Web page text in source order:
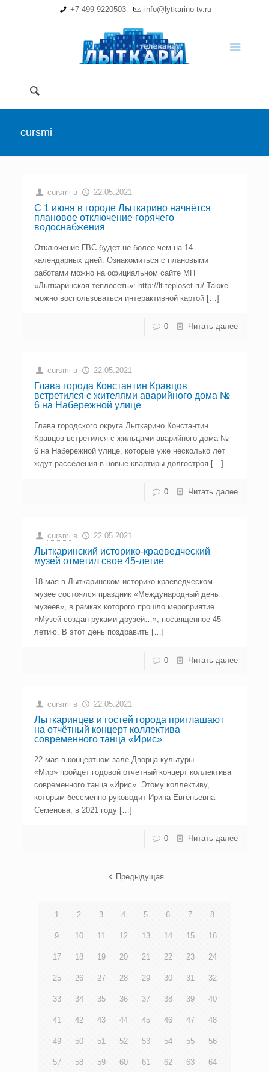
+7 499 9220503 info@lytkarino-tv.ru
cursmi
cursmi в 22.05.2021
С 1 июня в городе Лыткарино начнётся
плановое отключение горячего
водоснабжения
Отключение ГВС будет не более чем на 14
календарных дней. Ознакомиться с плановыми
работами можно на официальном сайте МП
«Лыткаринская теплосеть»: http://lt-teploset.ru/ Также
можно воспользоваться интерактивной картой […]
0 Читать далее
cursmi в 22.05.2021
Глава города Константин Кравцов
встретился с жителями аварийного дома №
6 на Набережной улице
Глава городского округа Лыткарино Константин
Кравцов встретился с жильцами аварийного дома №
6 на Набережной улице, которые уже несколько лет
ждут расселения в новые квартиры долгостроя […]
0 Читать далее
cursmi в 22.05.2021
Лыткаринский историко-краеведческий
музей отметил свое 45-летие
18 мая в Лыткаринском историко-краеведческом
музее состоялся праздник «Международный день
музеев», в рамках которого прошло мероприятие
«Музей создан руками друзей…», посвященное 45-
летию. В этот день поздравить […]
0 Читать далее
cursmi в 22.05.2021
Лыткаринцев и гостей города приглашают
на отчётный концерт коллектива
современного танца «Ирис»
22 мая в концертном зале Дворца культуры
«Мир» пройдет годовой отчетный концерт коллектива
современного танца «Ирис». Этому коллективу,
которым бессменно руководит Ирина Евгеньевна
Семенова, в 2021 году […]
0 Читать далее
Предыдущая
1 2 3 4 5 6 7 8
9 10 11 12 13 14 15 16
17 18 19 20 21 22 23 24
25 26 27 28 29 30 31 32
33 34 35 36 37 38 39 40
41 42 43 44 45 46 47 48
49 50 51 52 53 54 55 56
57 58 59 60 61 62 63 64